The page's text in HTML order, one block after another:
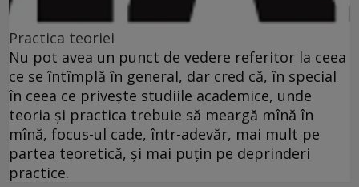
Practica teoriei
Nu pot avea un punct de vedere referitor la ceea
ce se întîmplă în general, dar cred că, în special
în ceea ce priveşte studiile academice, unde
teoria şi practica trebuie să meargă mînă în
mînă, focus-ul cade, într-adevăr, mai mult pe
partea teoretică, şi mai puţin pe deprinderi
practice.